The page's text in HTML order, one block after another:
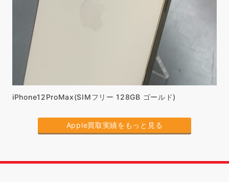
iPhone12ProMax(SIMフリー 128GB ゴールド)
Apple買取実績をもっと見る